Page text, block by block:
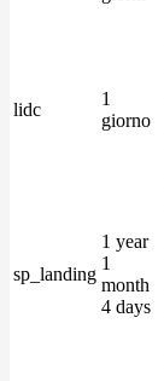
lidc
1
giorno
sp_landing
1 year
1
month
4 days